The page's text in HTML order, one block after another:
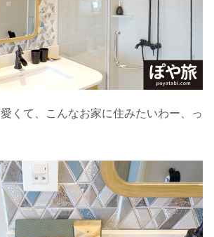
くて、こんなお家に住みたいわー、っ